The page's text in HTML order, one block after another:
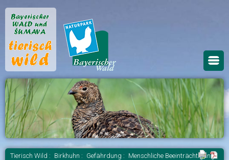
Tierisch Wild : Birkhuhn : Gefährdung : Menschliche Beeinträchtigung